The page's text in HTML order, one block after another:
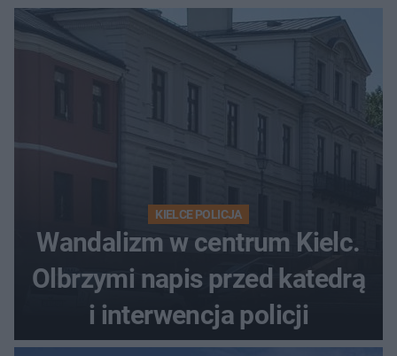
KIELCE POLICJA
Wandalizm w centrum Kielc.
Olbrzymi napis przed katedrą
i interwencja policji